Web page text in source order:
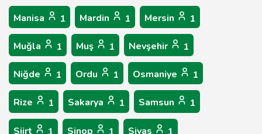
Manisa 1 Mardin 1 Mersin 1
Muğla 1 Muş 1 Nevşehir 1
Niğde 1 Ordu 1 Osmaniye 1
Rize 1 Sakarya 1 Samsun 1
Siirt Sinop Sivas